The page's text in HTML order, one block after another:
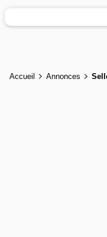
Accueil Annonces